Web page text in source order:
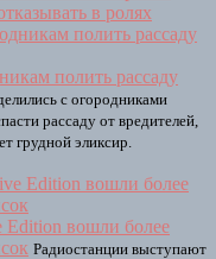
в ролях
полить рассаду
с огородниками
рассаду от вредителей,
грудной эликсир.
Edition вошли более
Радиостанции выступают